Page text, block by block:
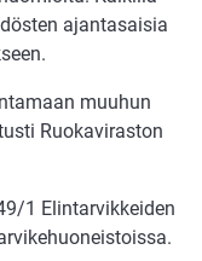
ajantasaisia
muuhun
Ruokaviraston
1 Elintarvikkeiden